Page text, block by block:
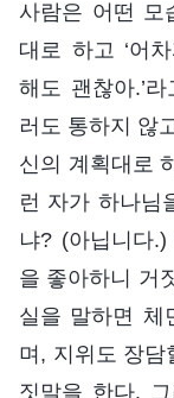
사람은 어떤 모
대로 하고 ‘어
해도 괜찮아.’
러도 통하지 않
신의 계획대로
런 자가 하나님
냐? (아닙니다
을 좋아하니 거
실을 말하면 체
며, 지위도 장담
짓말을 한다.